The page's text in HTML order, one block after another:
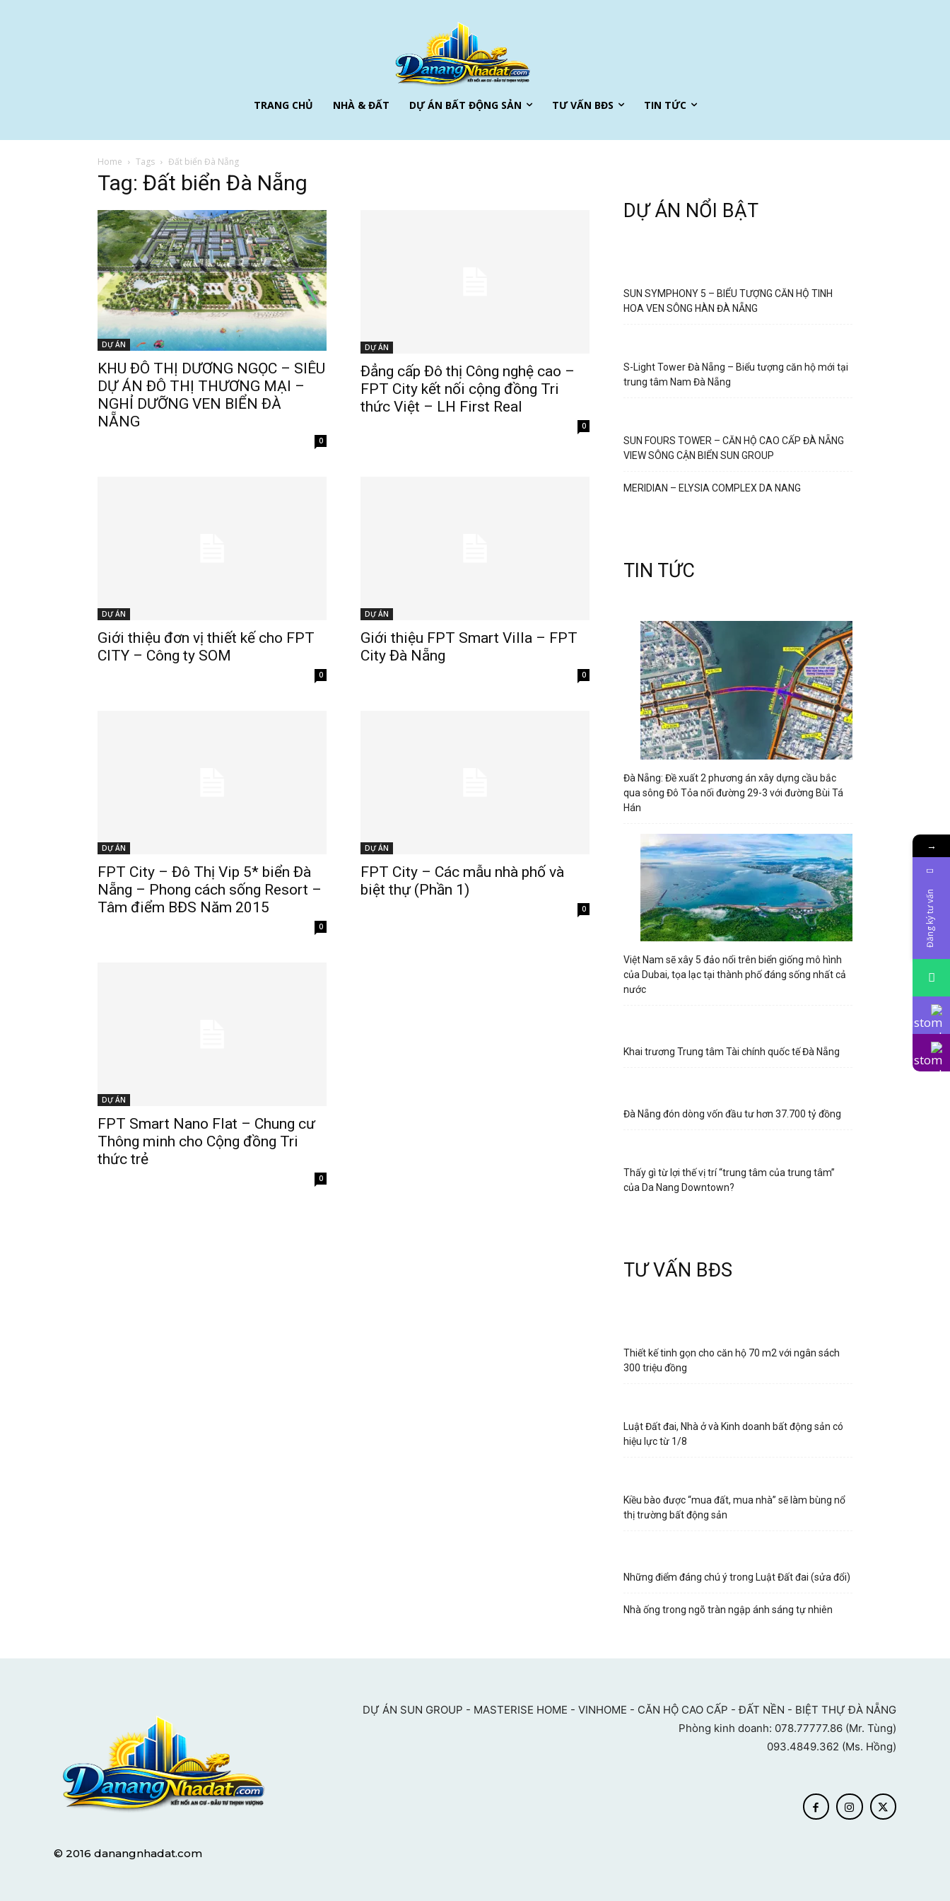
TRANG CHỦ NHÀ & ĐẤT DỰ ÁN BẤT ĐỘNG SẢN TƯ VẤN BĐS TIN TỨC
Home Tags Đất biển Đà Nẵng
Tag: Đất biển Đà Nẵng
DỰ ÁN
KHU ĐÔ THỊ DƯƠNG NGỌC – SIÊU
DỰ ÁN ĐÔ THỊ THƯƠNG MẠI –
NGHỈ DƯỠNG VEN BIỂN ĐÀ
NẴNG
0
DỰ ÁN
Đẳng cấp Đô thị Công nghệ cao –
FPT City kết nối cộng đồng Tri
thức Việt – LH First Real
0
DỰ ÁN
Giới thiệu đơn vị thiết kế cho FPT
CITY – Công ty SOM
0
DỰ ÁN
Giới thiệu FPT Smart Villa – FPT
City Đà Nẵng
0
DỰ ÁN
FPT City – Đô Thị Vip 5* biển Đà
Nẵng – Phong cách sống Resort –
Tâm điểm BĐS Năm 2015
0
DỰ ÁN
FPT City – Các mẫu nhà phố và
biệt thự (Phần 1)
0
DỰ ÁN
FPT Smart Nano Flat – Chung cư
Thông minh cho Cộng đồng Tri
thức trẻ
0
DỰ ÁN NỔI BẬT
SUN SYMPHONY 5 – BIỂU TƯỢNG CĂN HỘ TINH
HOA VEN SÔNG HÀN ĐÀ NẴNG
S-Light Tower Đà Nẵng – Biểu tượng căn hộ mới tại
trung tâm Nam Đà Nẵng
SUN FOURS TOWER – CĂN HỘ CAO CẤP ĐÀ NẴNG
VIEW SÔNG CẬN BIỂN SUN GROUP
MERIDIAN – ELYSIA COMPLEX DA NANG
TIN TỨC
Đà Nẵng: Đề xuất 2 phương án xây dựng cầu bắc
qua sông Đô Tỏa nối đường 29-3 với đường Bùi Tá
Hán
Việt Nam sẽ xây 5 đảo nổi trên biển giống mô hình
của Dubai, tọa lạc tại thành phố đáng sống nhất cả
nước
Khai trương Trung tâm Tài chính quốc tế Đà Nẵng
Đà Nẵng đón dòng vốn đầu tư hơn 37.700 tỷ đồng
Thấy gì từ lợi thế vị trí “trung tâm của trung tâm”
của Da Nang Downtown?
TƯ VẤN BĐS
Thiết kế tinh gọn cho căn hộ 70 m2 với ngân sách
300 triệu đồng
Luật Đất đai, Nhà ở và Kinh doanh bất động sản có
hiệu lực từ 1/8
Kiều bào được “mua đất, mua nhà” sẽ làm bùng nổ
thị trường bất động sản
Những điểm đáng chú ý trong Luật Đất đai (sửa đổi)
Nhà ống trong ngõ tràn ngập ánh sáng tự nhiên
DỰ ÁN SUN GROUP - MASTERISE HOME - VINHOME - CĂN HỘ CAO CẤP - ĐẤT NỀN - BIỆT THỰ ĐÀ NẴNG
Phòng kinh doanh: 078.77777.86 (Mr. Tùng)
093.4849.362 (Ms. Hồng)
© 2016 danangnhadat.com
→
Đăng ký tư vấn